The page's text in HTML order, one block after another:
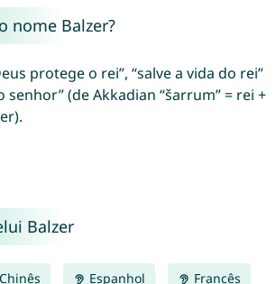
nome Balzer?
protege o rei”, “salve a vida do rei”
senhor” (de Akkadian “šarrum” = rei +
Balzer
Chinês Espanhol Francês